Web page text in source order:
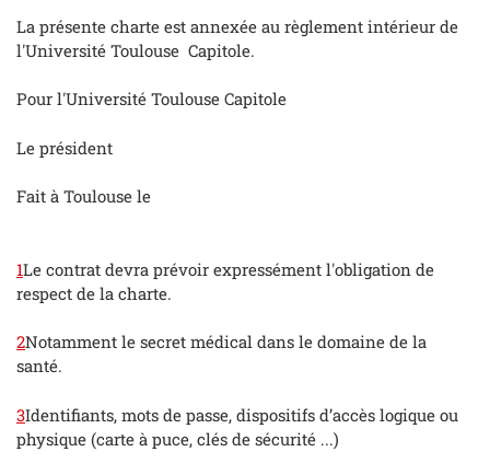
La présente charte est annexée au règlement intérieur de
l'Université Toulouse Capitole.
Pour l'Université Toulouse Capitole
Le président
Fait à Toulouse le
1Le contrat devra prévoir expressément l'obligation de
respect de la charte.
2Notamment le secret médical dans le domaine de la
santé.
3Identifiants, mots de passe, dispositifs d’accès logique ou
physique (carte à puce, clés de sécurité ...)